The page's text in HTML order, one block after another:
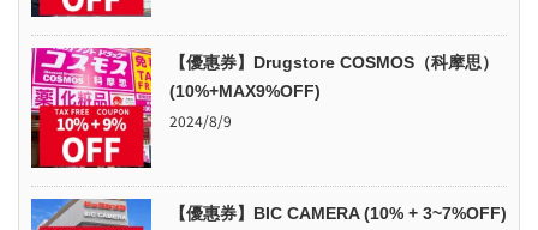
【優惠券】Drugstore COSMOS（科摩思）
(10%+MAX9%OFF)
2024/8/9
【優惠券】BIC CAMERA (10% + 3~7%OFF)